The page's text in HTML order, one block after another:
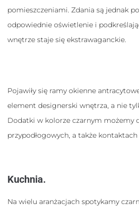
pomieszczeniami. Zdania są jednak
odpowiednie oświetlenie i
wnętrze staje się ekstrawaganckie.
Pojawiły się ramy okienne
element designerski wnętrza, a nie
Dodatki w kolorze czarnym możemy
przypodłogowych, a także kontaktach
Kuchnia.
Na wielu aranżacjach spotykamy
swoje
zainteresowania i
zachowania
podczas
treści i ofert.